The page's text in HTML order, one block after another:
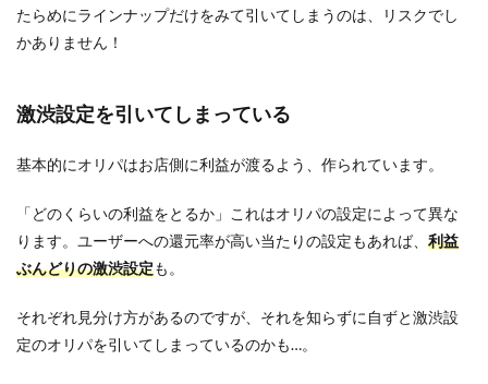
たらめにラインナップだけをみて引いてしまうのは、リスクでし
かありません！
激渋設定を引いてしまっている
基本的にオリパはお店側に利益が渡るよう、作られています。
「どのくらいの利益をとるか」これはオリパの設定によって異な
ります。ユーザーへの還元率が高い当たりの設定もあれば、 利益
ぶんどりの激渋設定も。
それぞれ見分け方があるのですが、それを知らずに自ずと激渋設
定のオリパを引いてしまっているのかも…。